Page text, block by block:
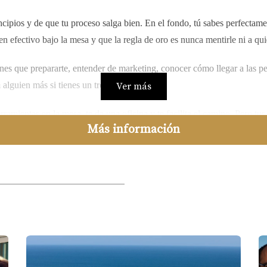
y de que tu proceso salga bien. En el fondo, tú sabes
efectivo bajo la mesa y que la regla de oro es nunca mentirle ni a
que prepararte, entender de marketing, conocer cómo llegar a las
más si tienes un tropiezo.
en la mesa, te da una oficina y te facilita el camino. Pero
de que no te aceleres por la emoción de cobrar, de que te
de leer y de hacer esas tareas que, aunque a veces dan
Ver más
Más información